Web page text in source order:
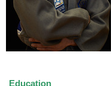
Education